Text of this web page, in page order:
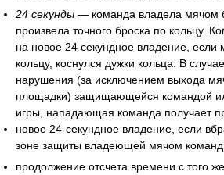
24 секунды — команда владела мячом
произвела точного броска по кольцу.
на новое 24 секундное владение,
кольцу, коснулся дужки кольца. В
нарушения (за исключением выхода
площадки) защищающейся командой
игры, нападающая команда получает
новое 24-секундное владение, если
зоне защиты владеющей мячом
продолжение отсчета времени с того